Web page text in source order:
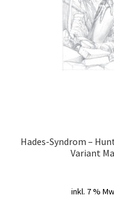
Hades-Syndrom –
Variant
inkl. 7 %